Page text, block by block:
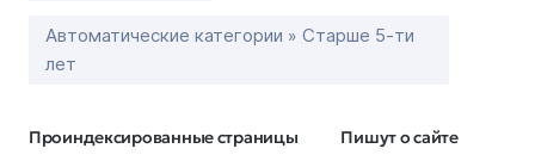
Автоматические категории » Старше 5-ти
лет
Проиндексированные страницы Пишут о сайте